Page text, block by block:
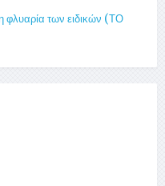
φλυαρία των ειδικών (ΤΟ